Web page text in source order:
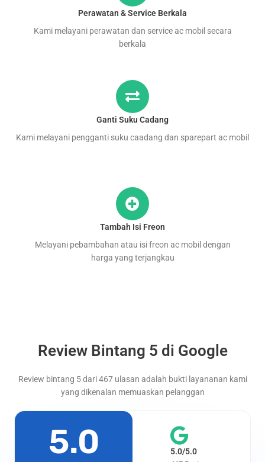
Perawatan & Service Berkala
Kami melayani perawatan dan service ac mobil secara
berkala
Ganti Suku Cadang
Kami melayani pengganti suku caadang dan sparepart ac mobil
Tambah Isi Freon
Melayani pebambahan atau isi freon ac mobil dengan
harga yang terjangkau
Review Bintang 5 di Google
Review bintang 5 dari 467 ulasan adalah bukti layananan kami
yang dikenalan memuaskan pelanggan
5.0 5.0/5.0